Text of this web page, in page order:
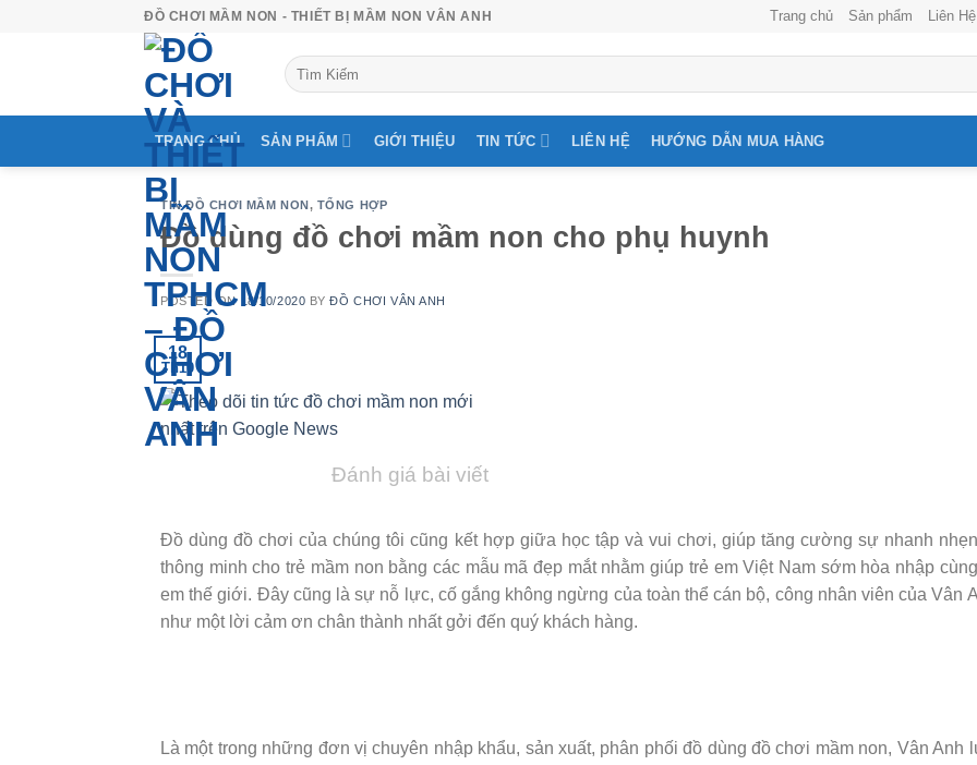
ĐỒ CHƠI MẦM NON - THIẾT BỊ MẦM NON VÂN ANH Trang chủ Sản phẩm Liên Hệ
Tìm
kiếm:
TRANG CHỦ SẢN PHẨM GIỚI THIỆU TIN TỨC LIÊN HỆ HƯỚNG DẪN MUA HÀNG
TIN ĐỒ CHƠI MẦM NON, TỔNG HỢP
Đồ dùng đồ chơi mầm non cho phụ huynh
POSTED ON 18/10/2020 BYĐỒ CHƠI VÂN ANH
18
Th10
Đánh giá bài viết
Đồ dùng đồ chơi của chúng tôi cũng kết hợp giữa học tập và vui chơi, giúp tăng cường sự nhanh
thông minh cho trẻ mầm non bằng các mẫu mã đẹp mắt nhằm giúp trẻ em Việt Nam sớm hòa nhập
em thế giới. Đây cũng là sự nỗ lực, cố gắng không ngừng của toàn thể cán bộ, công nhân viên của Vân
như một lời cảm ơn chân thành nhất gởi đến quý khách hàng.
Là một trong những đơn vị chuyên nhập khẩu, sản xuất, phân phối đồ dùng đồ chơi mầm non, Vân Anh